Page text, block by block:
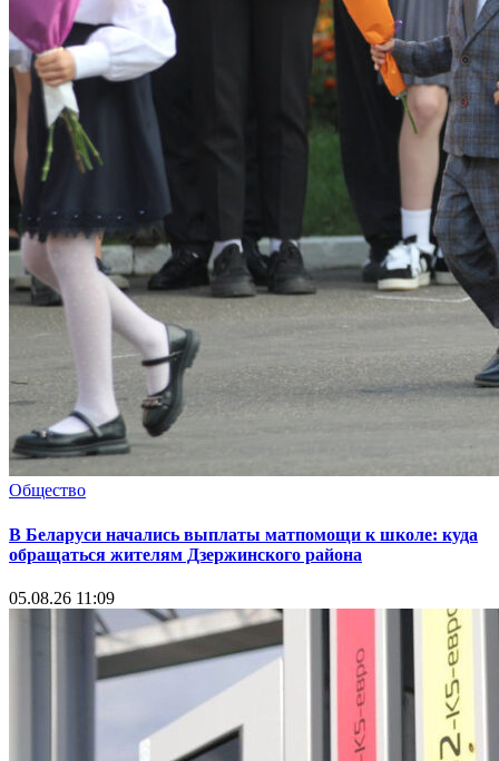
Общество
В Беларуси начались выплаты матпомощи к школе: куда
обращаться жителям Дзержинского района
05.08.26 11:09